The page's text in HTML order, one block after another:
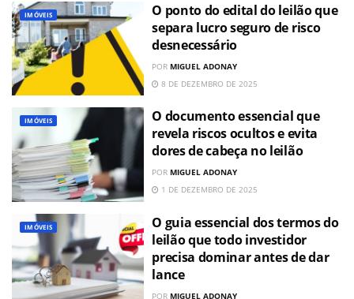
IMÓVEIS
O ponto do edital do leilão que
separa lucro seguro de risco
desnecessário
POR MIGUEL ADONAY
8 DE DEZEMBRO DE 2025
IMÓVEIS
O documento essencial que
revela riscos ocultos e evita
dores de cabeça no leilão
POR MIGUEL ADONAY
1 DE DEZEMBRO DE 2025
IMÓVEIS
O guia essencial dos termos do
leilão que todo investidor
precisa dominar antes de dar
lance
POR MIGUEL ADONAY